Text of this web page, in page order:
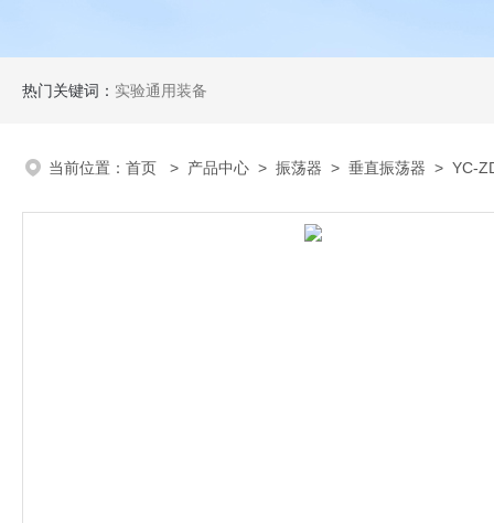
热门关键词： 实验通用装备
当前位置： 首页 > 产品中心 > 振荡器 > 垂直振荡器 > YC-